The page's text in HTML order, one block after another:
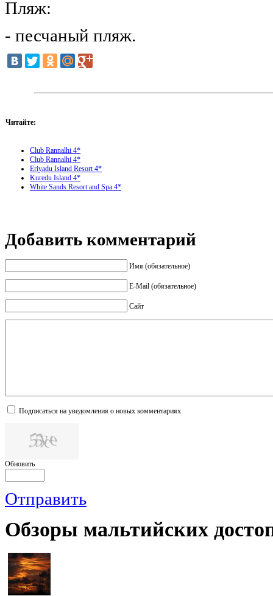
Пляж:
- песчаный пляж.
Читайте:
Club Rannalhi 4*
Club Rannalhi 4*
Eriyadu Island Resort 4*
Kuredu Island 4*
White Sands Resort and Spa 4*
Добавить комментарий
Имя (обязательное)
E-Mail (обязательное)
Сайт
Подписаться на уведомления о новых комментариях
Обновить
Отправить
Обзоры мальтийских